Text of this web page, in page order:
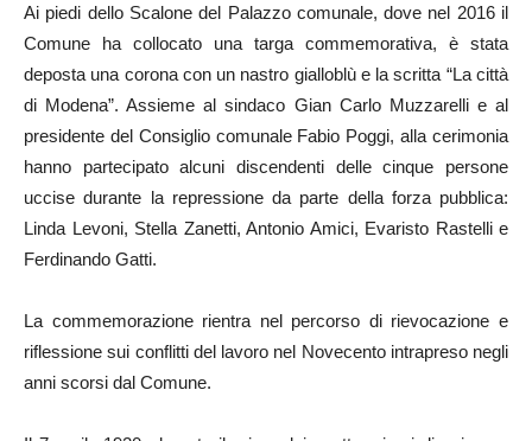
Ai piedi dello Scalone del Palazzo comunale, dove nel 2016 il
Comune ha collocato una targa commemorativa, è stata
deposta una corona con un nastro gialloblù e la scritta “La città
di Modena”. Assieme al sindaco Gian Carlo Muzzarelli e al
presidente del Consiglio comunale Fabio Poggi, alla cerimonia
hanno partecipato alcuni discendenti delle cinque persone
uccise durante la repressione da parte della forza pubblica:
Linda Levoni, Stella Zanetti, Antonio Amici, Evaristo Rastelli e
Ferdinando Gatti.
La commemorazione rientra nel percorso di rievocazione e
riflessione sui conflitti del lavoro nel Novecento intrapreso negli
anni scorsi dal Comune.